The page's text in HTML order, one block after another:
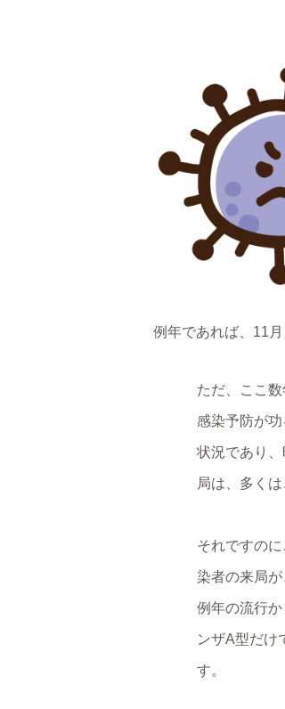
例年であれば、11
ただ、ここ
感染予防が
状況であり
局は、多くは
それですの
染者の来局
例年の流行
ンザA型だけ
す。